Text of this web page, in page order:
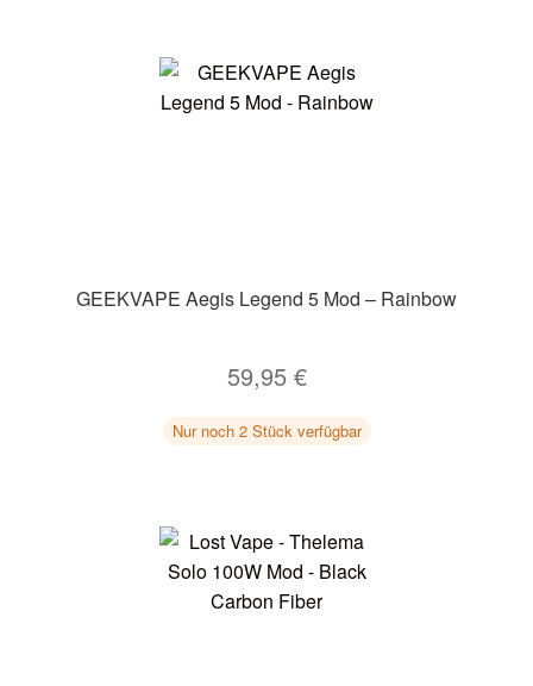
GEEKVAPE Aegis Legend 5 Mod – Rainbow
59,95 €
Nur noch 2 Stück verfügbar